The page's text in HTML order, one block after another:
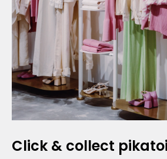
Click & collect